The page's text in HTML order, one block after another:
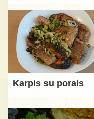
Karpis su porais